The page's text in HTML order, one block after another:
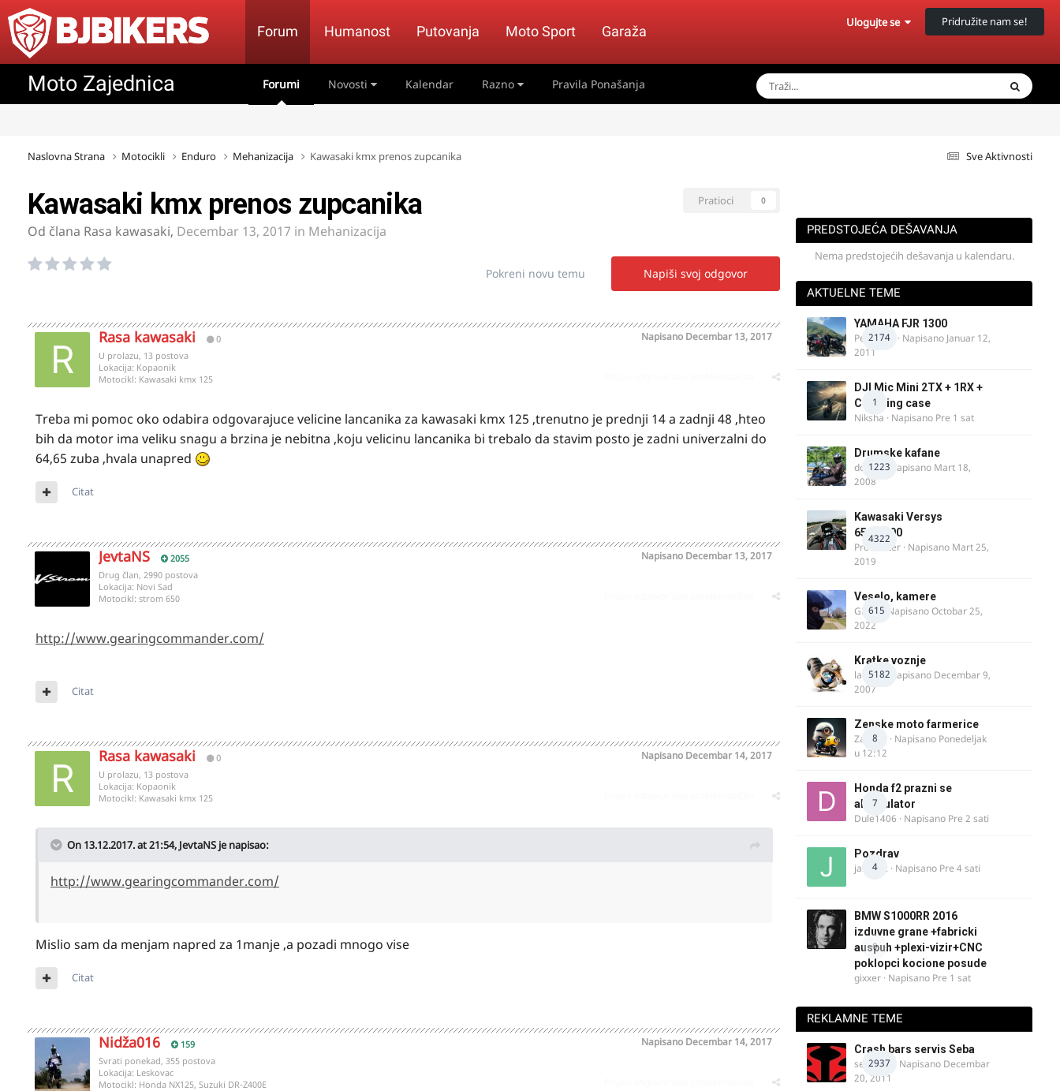
Forum Humanost Putovanja Moto Sport Garaža
Ulogujte se Pridružite nam se!
Moto Zajednica Forumi Novosti Kalendar Razno Pravila Ponašanja
Sve Aktivnosti
Naslovna Strana Motocikli Enduro Mehanizacija Kawasaki kmx prenos zupcanika
Pratioci 0
Kawasaki kmx prenos zupcanika
Od člana Rasa kawasaki, Decembar 13, 2017 in Mehanizacija
Napiši svoj odgovor
Pokreni novu temu
Rasa kawasaki 0 Napisano Decembar 13, 2017
U prolazu, 13 postova
Lokacija: Kopaonik
Motocikl: Kawasaki kmx 125
Treba mi pomoc oko odabira odgovarajuce velicine lancanika za kawasaki kmx 125 ,trenutno je prednji 14 a zadnji 48 ,hteo
bih da motor ima veliku snagu a brzina je nebitna ,koju velicinu lancanika bi trebalo da stavim posto je zadni univerzalni do
64,65 zuba ,hvala unapred
Citat
JevtaNS 2055 Napisano Decembar 13, 2017
Drug član, 2990 postova
Lokacija: Novi Sad
Motocikl: strom 650
http://www.gearingcommander.com/
Citat
Rasa kawasaki 0 Napisano Decembar 14, 2017
U prolazu, 13 postova
Lokacija: Kopaonik
Motocikl: Kawasaki kmx 125
On 13.12.2017. at 21:54, JevtaNS je napisao:
http://www.gearingcommander.com/
Mislio sam da menjam napred za 1manje ,a pozadi mnogo vise
Citat
Nidža016 159 Napisano Decembar 14, 2017
Svrati ponekad, 355 postova
Lokacija: Leskovac
Motocikl: Honda NX125, Suzuki DR-Z400E
PREDSTOJEĆA DEŠAVANJA
Nema predstojećih dešavanja u kalendaru.
AKTUELNE TEME
2174
YAMAHA FJR 1300
Petartdm · Napisano Januar 12,
2011
1
DJI Mic Mini 2TX + 1RX +
Charging case
Niksha · Napisano Pre 1 sat
1223
Drumske kafane
doktor· Napisano Mart 18,
2008
4322
Kawasaki Versys
650/1000
ProMaster · Napisano Mart 25,
2019
615
Veselo, kamere
GR 46· NapisanoOctobar 25,
2022
5182
Kratke voznje
lalajko· Napisano Decembar 9,
2007
8
Zenske moto farmerice
Zarkela · Napisano Ponedeljak
u 12:12
7
Honda f2 prazni se
akomulator
Dule1406 · Napisano Pre 2 sati
4
Pozdrav
jasminc · Napisano Pre 4 sati
0
BMW S1000RR 2016
izduvne grane +fabricki
auspuh +plexi-vizir+CNC
poklopci kocione posude
gixxer · Napisano Pre 1 sat
REKLAMNE TEME
2937
Crash bars servis Seba
seba011 · Napisano Decembar
20, 2011